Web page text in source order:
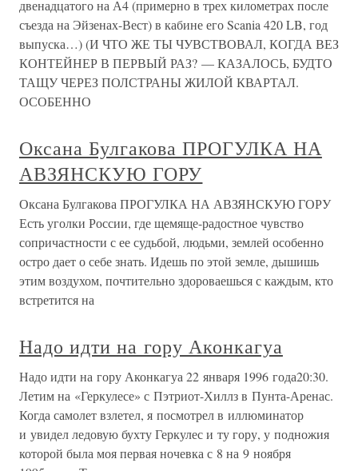
двенадцатого на А4 (примерно в трех километрах после
съезда на Эйзенах-Вест) в кабине его Scania 420 LB, год
выпуска…) (И ЧТО ЖЕ ТЫ ЧУВСТВОВАЛ, КОГДА ВЕЗ
КОНТЕЙНЕР В ПЕРВЫЙ РАЗ? — КАЗАЛОСЬ, БУДТО
ТАЩУ ЧЕРЕЗ ПОЛСТРАНЫ ЖИЛОЙ КВАРТАЛ.
ОСОБЕННО
Оксана Булгакова ПРОГУЛКА НА
АВЗЯНСКУЮ ГОРУ
Оксана Булгакова ПРОГУЛКА НА АВЗЯНСКУЮ ГОРУ
Есть уголки России, где щемяще-радостное чувство
сопричастности с ее судьбой, людьми, землей особенно
остро дает о себе знать. Идешь по этой земле, дышишь
этим воздухом, почтительно здороваешься с каждым, кто
встретится на
Надо идти на гору Аконкагуа
Надо идти на гору Аконкагуа 22 января 1996 года20:30.
Летим на «Геркулесе» с Пэтриот-Хиллз в Пунта-Аренас.
Когда самолет взлетел, я посмотрел в иллюминатор
и увидел ледовую бухту Геркулес и ту гору, у подножия
которой была моя первая ночевка с 8 на 9 ноября